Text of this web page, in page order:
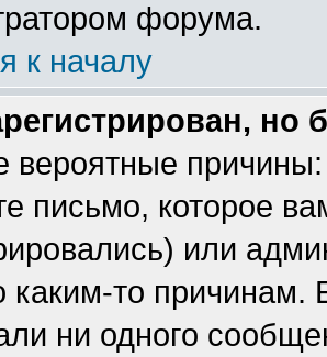
форума.
к началу
но
вероятные
письмо, которое
или
каким-то
ни одного